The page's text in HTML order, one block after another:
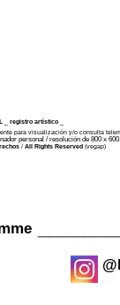
_ registro artístico _
para visualización y/o consulta
personal / resolución de 800 x
/ All Rights Reserved (vegap)